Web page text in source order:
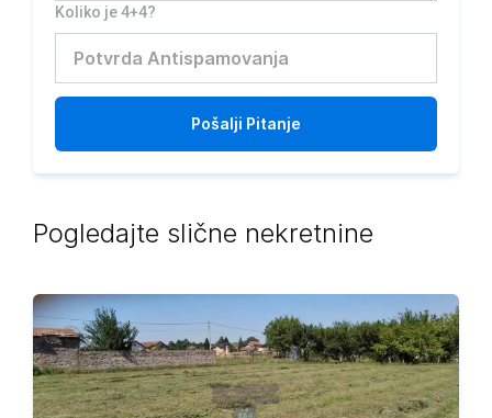
Koliko je 4+4?
Pošalji Pitanje
Pogledajte slične nekretnine